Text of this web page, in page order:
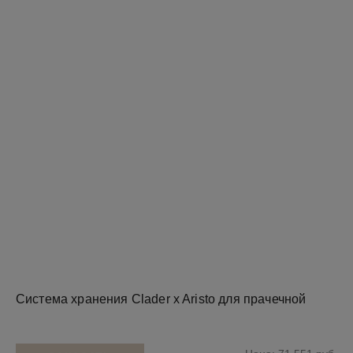
Система хранения Clader x Aristo для прачечной